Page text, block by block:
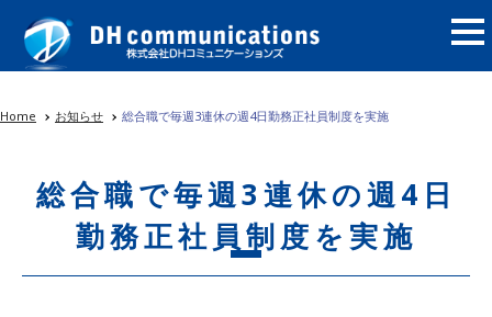
Home お知らせ 総合職で毎週3連休の週4日勤務正社員制度を実施
総合職で毎週3連休の週4日
勤務正社員制度を実施